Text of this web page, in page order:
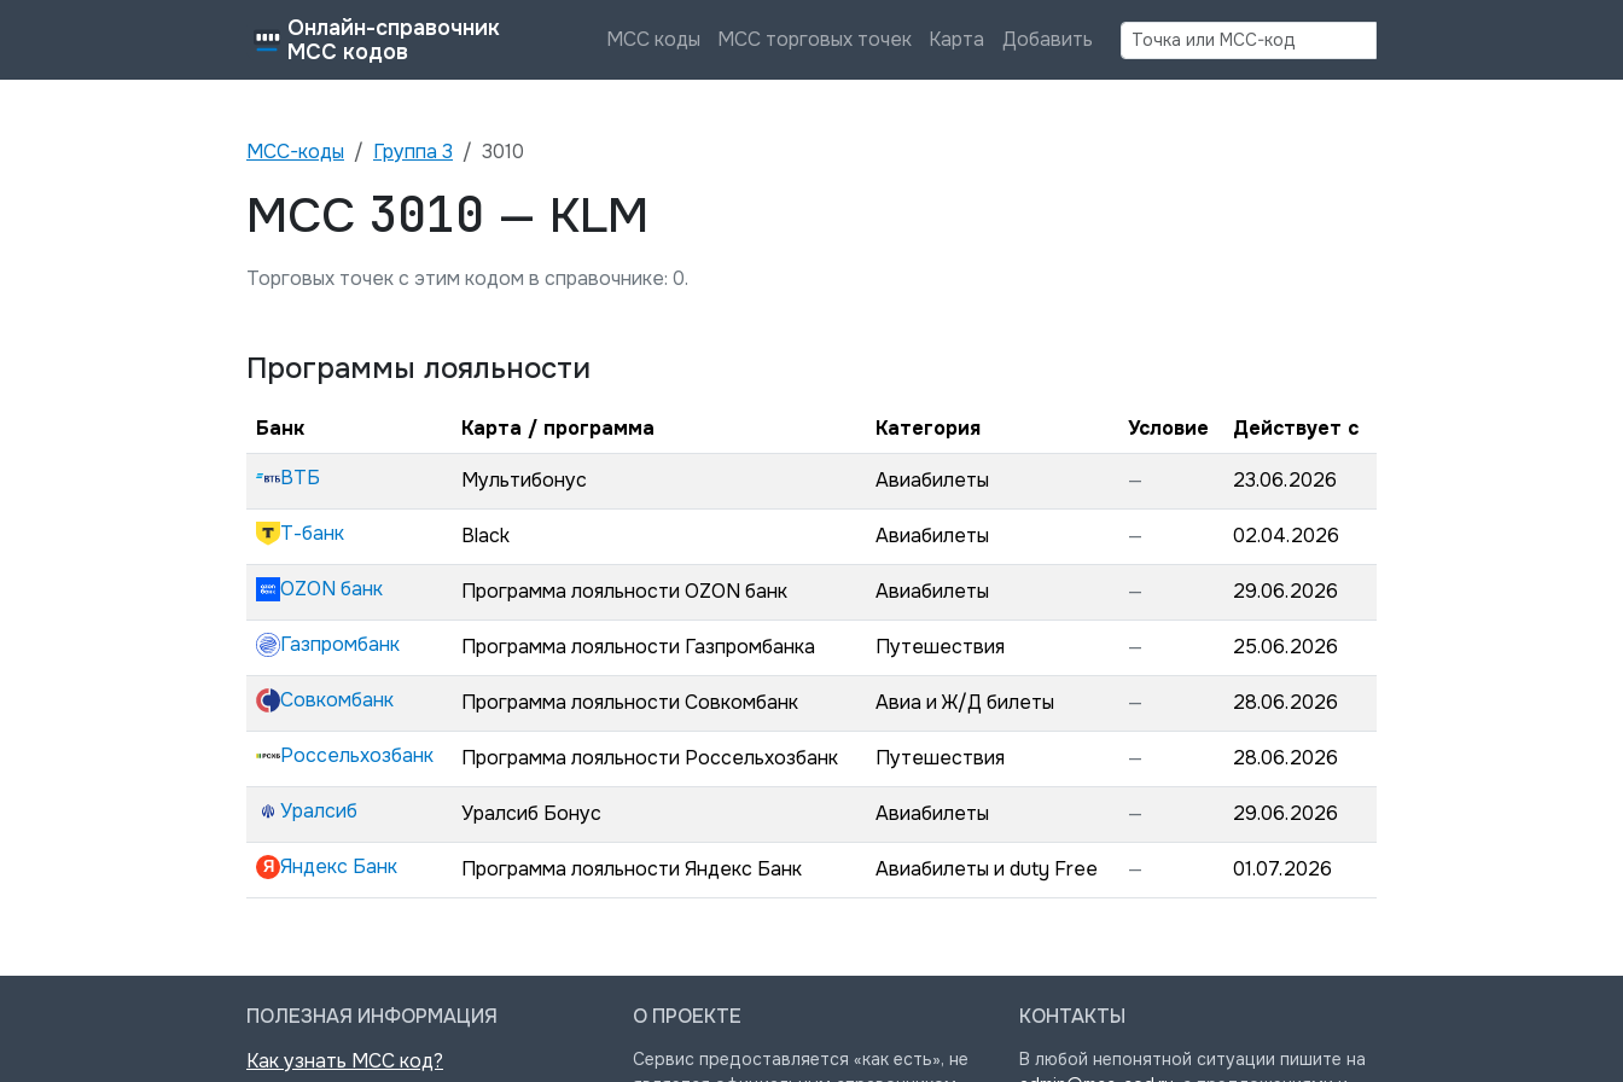
Онлайн-справочник
MCC кодов
MCC коды MCC торговых точек Карта Добавить Найти
MCC-коды Группа 3 3010
MCC 3010 — KLM
Торговых точек с этим кодом в справочнике: 0.
Программы лояльности
Банк Карта / программа Категория Условие
Действует с
ВТБ
Мультибонус Авиабилеты — 23.06.2026
Т-банк Black Авиабилеты — 02.04.2026
OZON банк Программа лояльности OZON банк Авиабилеты — 29.06.2026
Газпромбанк Программа лояльности Газпромбанка Путешествия — 25.06.2026
Совкомбанк Программа лояльности Совкомбанк Авиа и Ж/Д билеты — 28.06.2026
Россельхозбанк Программа лояльности Россельхозбанк Путешествия — 28.06.2026
Уралсиб Уралсиб Бонус Авиабилеты — 29.06.2026
Яндекс Банк Программа лояльности Яндекс Банк Авиабилеты и duty Free — 01.07.2026
ПОЛЕЗНАЯ ИНФОРМАЦИЯ
Как узнать MCC код?
О ПРОЕКТЕ
Сервис предоставляется «как есть», не
КОНТАКТЫ
В любой непонятной ситуации пишите на